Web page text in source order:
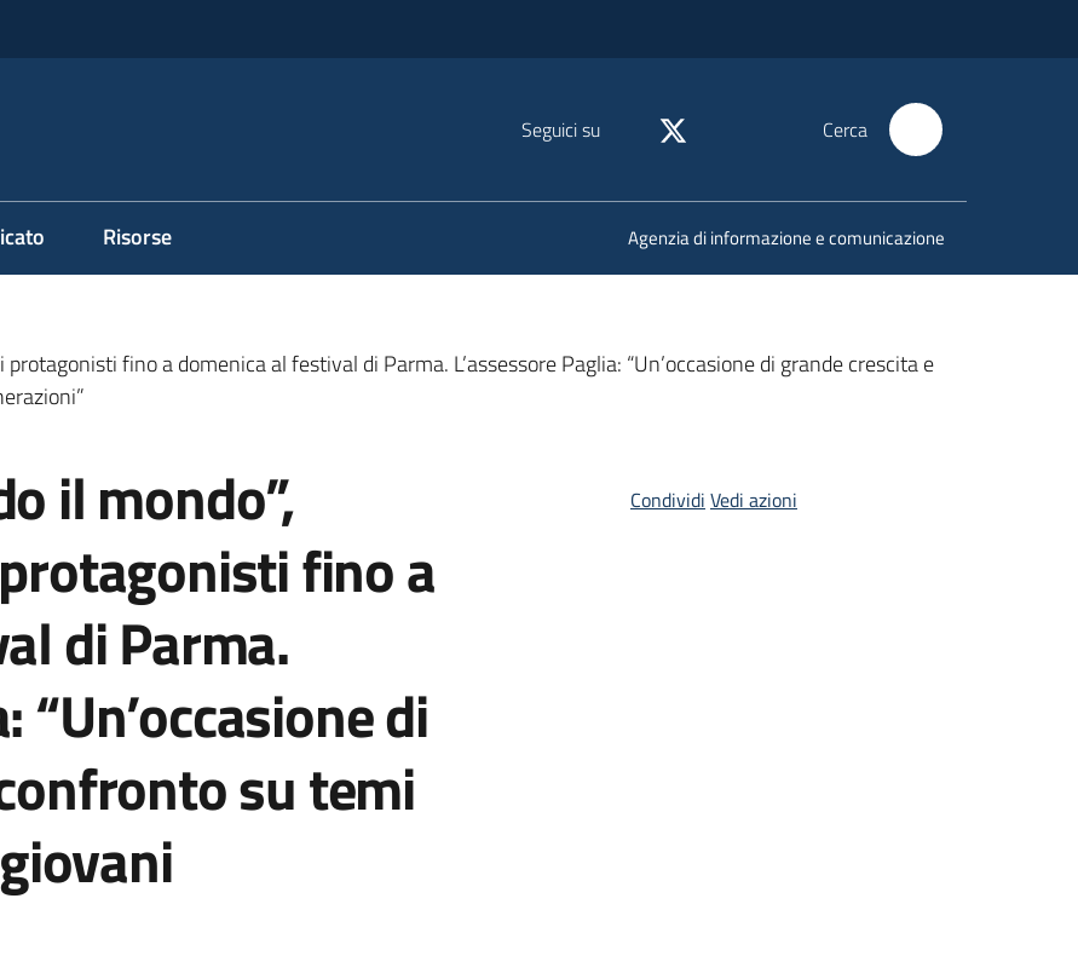
Seguici su Cerca
Risorse Agenzia di informazione e comunicazione
fino a domenica al festival di Parma. L’assessore Paglia: “Un’occasione di grande crescita e
il mondo”,
fino a
di Parma.
“Un’occasione di
su temi
Condividi Vedi azioni